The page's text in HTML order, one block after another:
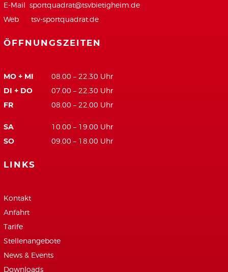
E-Mail sportquadrat@tsvbietigheim.de
Web tsv-sportquadrat.de
ÖFFNUNGSZEITEN
MO + MI 08.00 – 22.30 Uhr
DI + DO 07.00 – 22.30 Uhr
FR 08.00 – 22.00 Uhr
SA 10.00 – 19.00 Uhr
SO 09.00 – 18.00 Uhr
LINKS
Kontakt
Anfahrt
Tarife
Stellenangebote
News & Events
Downloads